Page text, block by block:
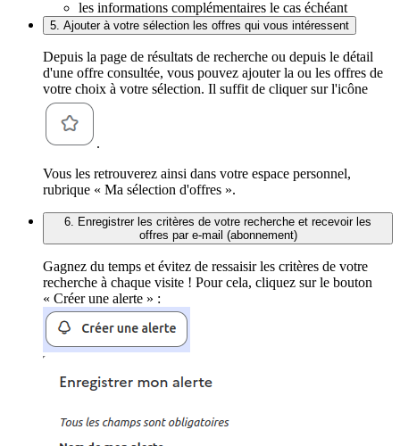
les informations complémentaires le cas échéant
5. Ajouter à votre sélection les offres qui vous intéressent
Depuis la page de résultats de recherche ou depuis le détail
d'une offre consultée, vous pouvez ajouter la ou les offres de
votre choix à votre sélection. Il suffit de cliquer sur l'icône
.
Vous les retrouverez ainsi dans votre espace personnel,
rubrique « Ma sélection d'offres ».
6. Enregistrer les critères de votre recherche et recevoir les
offres par e-mail (abonnement)
Gagnez du temps et évitez de ressaisir les critères de votre
recherche à chaque visite ! Pour cela, cliquez sur le bouton
« Créer une alerte » :